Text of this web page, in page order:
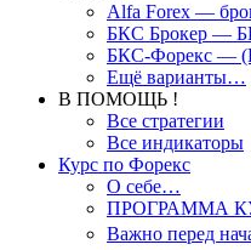
Alfa Forex —
БКС Брокер —
БКС-Форекс —
Ещё варианты…
В ПОМОЩЬ !
Все стратегии
Все индикаторы
Курс по Форекс
О себе…
ПРОГРАММА
Важно перед